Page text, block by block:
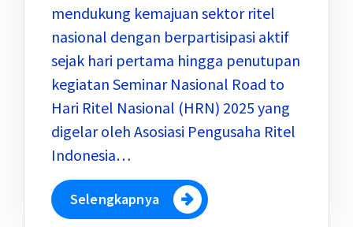
mendukung kemajuan sektor ritel
nasional dengan berpartisipasi aktif
sejak hari pertama hingga penutupan
kegiatan Seminar Nasional Road to
Hari Ritel Nasional (HRN) 2025 yang
digelar oleh Asosiasi Pengusaha Ritel
Indonesia…
Selengkapnya